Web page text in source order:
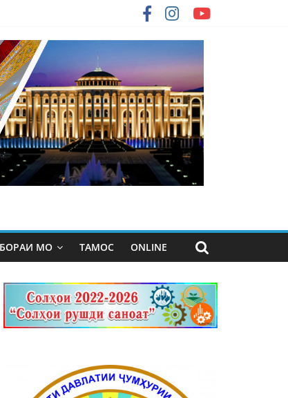
МО ТАМОС ONLINE